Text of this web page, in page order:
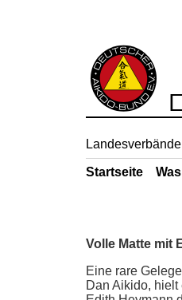
Landesverbände
Startseite
Volle Matte mit
Eine rare
Dan Aikido,